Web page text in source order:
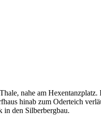
nahe am
hinab zum Oderteich
in den Silberbergbau.